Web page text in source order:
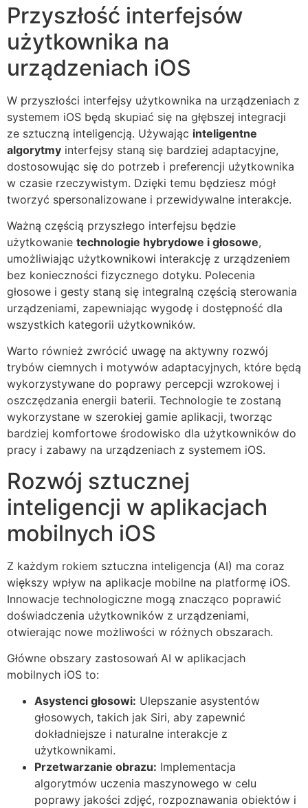
Przyszłość interfejsów
użytkownika na
urządzeniach iOS
W przyszłości interfejsy użytkownika na urządzeniach z
systemem iOS będą skupiać się na głębszej integracji
ze sztuczną inteligencją. Używając inteligentne
algorytmy interfejsy staną się bardziej adaptacyjne,
dostosowując się do potrzeb i preferencji użytkownika
w czasie rzeczywistym. Dzięki temu będziesz mógł
tworzyć spersonalizowane i przewidywalne interakcje.
Ważną częścią przyszłego interfejsu będzie
użytkowanie technologie hybrydowe i głosowe,
umożliwiając użytkownikowi interakcję z urządzeniem
bez konieczności fizycznego dotyku. Polecenia
głosowe i gesty staną się integralną częścią sterowania
urządzeniami, zapewniając wygodę i dostępność dla
wszystkich kategorii użytkowników.
Warto również zwrócić uwagę na aktywny rozwój
trybów ciemnych i motywów adaptacyjnych, które będą
wykorzystywane do poprawy percepcji wzrokowej i
oszczędzania energii baterii. Technologie te zostaną
wykorzystane w szerokiej gamie aplikacji, tworząc
bardziej komfortowe środowisko dla użytkowników do
pracy i zabawy na urządzeniach z systemem iOS.
Rozwój sztucznej
inteligencji w aplikacjach
mobilnych iOS
Z każdym rokiem sztuczna inteligencja (AI) ma coraz
większy wpływ na aplikacje mobilne na platformę iOS.
Innowacje technologiczne mogą znacząco poprawić
doświadczenia użytkowników z urządzeniami,
otwierając nowe możliwości w różnych obszarach.
Główne obszary zastosowań AI w aplikacjach
mobilnych iOS to:
Asystenci głosowi: Ulepszanie asystentów
głosowych, takich jak Siri, aby zapewnić
dokładniejsze i naturalne interakcje z
użytkownikami.
Przetwarzanie obrazu: Implementacja
algorytmów uczenia maszynowego w celu
poprawy jakości zdjęć, rozpoznawania obiektów i